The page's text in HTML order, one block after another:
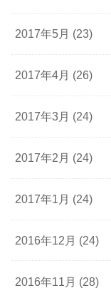
2017年5月 (23)
2017年4月 (26)
2017年3月 (24)
2017年2月 (24)
2017年1月 (24)
2016年12月 (24)
2016年11月 (28)